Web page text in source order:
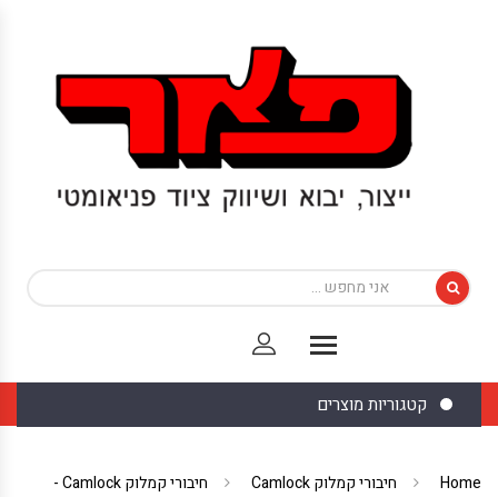
קטגוריות מוצרים
Home חיבורי קמלוק Camlock
חיבורי קמלוק Camlock -